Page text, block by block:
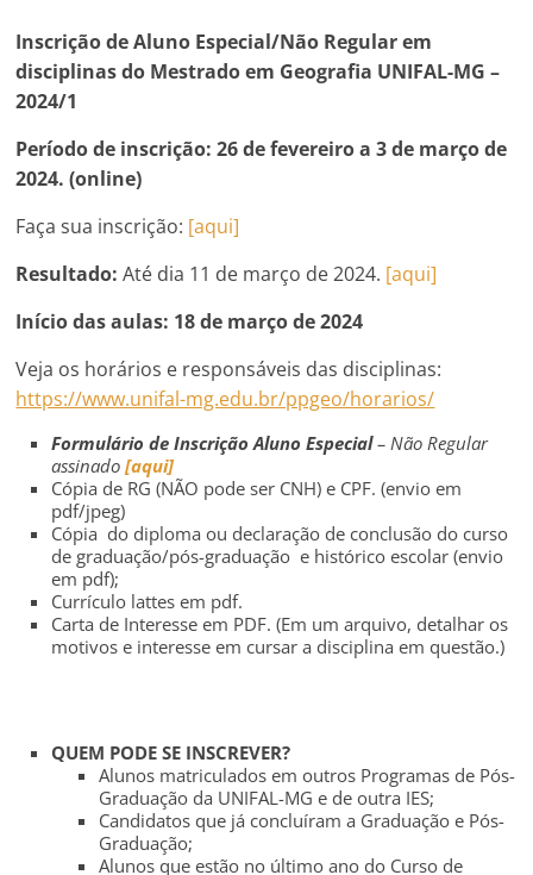
Inscrição de Aluno Especial/Não Regular em
disciplinas do Mestrado em Geografia UNIFAL-MG –
2024/1
Período de inscrição: 26 de fevereiro a 3 de março de
2024. (online)
Faça sua inscrição: [aqui]
Resultado: Até dia 11 de março de 2024. [aqui]
Início das aulas: 18 de março de 2024
Veja os horários e responsáveis das disciplinas:
https://www.unifal-mg.edu.br/ppgeo/horarios/
Formulário de Inscrição Aluno Especial– Não Regular
assinado [aqui]
Cópia de RG (NÃO pode ser CNH) e CPF. (envio em
pdf/jpeg)
Cópia do diploma ou declaração de conclusão do curso
de graduação/pós-graduação e histórico escolar (envio
em pdf);
Currículo lattes em pdf.
Carta de Interesse em PDF. (Em um arquivo, detalhar os
motivos e interesse em cursar a disciplina em questão.)
QUEM PODE SE INSCREVER?
Alunos matriculados em outros Programas de Pós-
Graduação da UNIFAL-MG e de outra IES;
Candidatos que já concluíram a Graduação e Pós-
Graduação;
Alunos que estão no último ano do Curso de